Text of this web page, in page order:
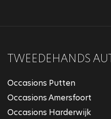
TWEEDEHANDS
Occasions Putten
Occasions Amersfoort
Occasions Harderwijk